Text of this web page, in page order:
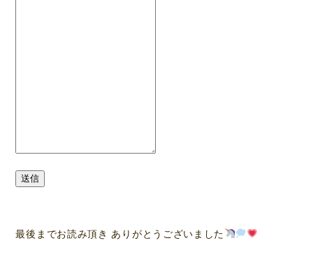
送信
最後までお読み頂き ありがとうございました